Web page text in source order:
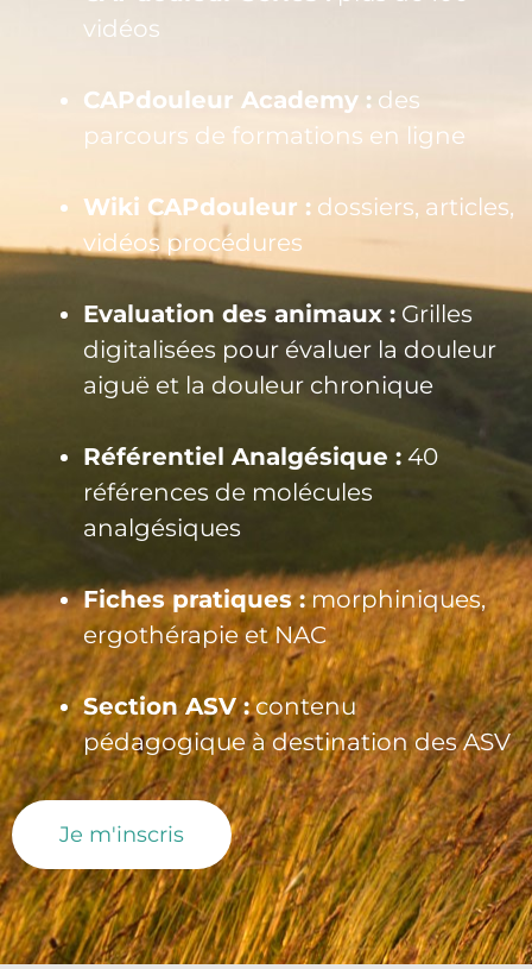
vidéos
CAPdouleur Academy : des
parcours de formations en ligne
Wiki CAPdouleur : dossiers, articles,
vidéos procédures
Evaluation des animaux : Grilles
digitalisées pour évaluer la douleur
aiguë et la douleur chronique
Référentiel Analgésique : 40
références de molécules
analgésiques
Fiches pratiques :morphiniques,
ergothérapie et NAC
Section ASV :contenu
pédagogique à destination des ASV
Je m'inscris